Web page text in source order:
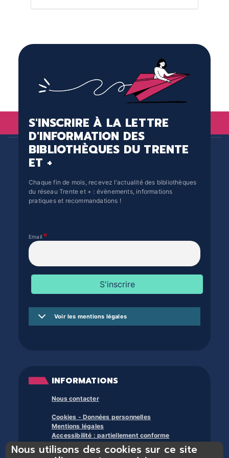
S'INSCRIRE À LA LETTRE
D'INFORMATION DES
BIBLIOTHÈQUES DU TRENTE
ET +
Chaque fin de mois, recevez l'actualité des bibliothèques
du réseau Trente et + : évènements, informations
pratiques et recommandations !
Email
Voir les mentions légales
INFORMATIONS
Nous contacter
Cookies - Données personnelles
Mentions légales
Accessibilité : partiellement conforme
À propos des bibliothèques du trente et +
Nous utilisons des cookies sur ce site